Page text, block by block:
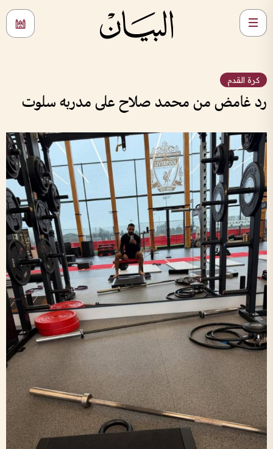
كرة القدم
رد غامض من محمد صلاح على مدربه سلوت